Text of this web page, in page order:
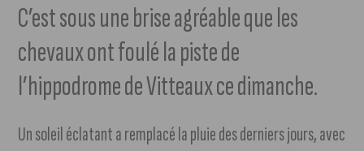
C’est sous une brise agréable que les
chevaux ont foulé la piste de
l’hippodrome de Vitteaux ce dimanche.
Un soleil éclatant a remplacé la pluie des derniers jours, avec